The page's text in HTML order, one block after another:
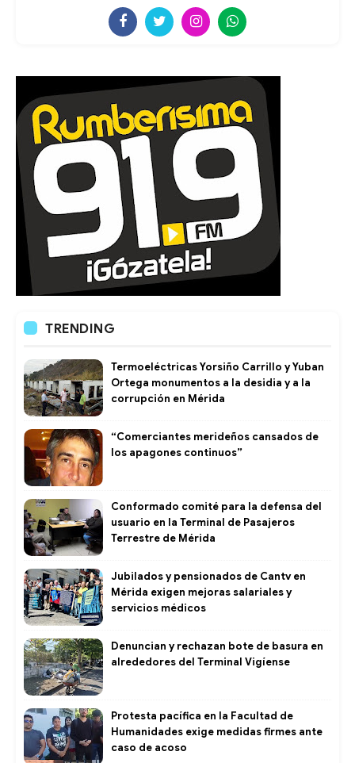
TRENDING
Termoeléctricas Yorsiño Carrillo y Yuban
Ortega monumentos a la desidia y a la
corrupción en Mérida
“Comerciantes merideños cansados de
los apagones continuos”
Conformado comité para la defensa del
usuario en la Terminal de Pasajeros
Terrestre de Mérida
Jubilados y pensionados de Cantv en
Mérida exigen mejoras salariales y
servicios médicos
Denuncian y rechazan bote de basura en
alrededores del Terminal Vigíense
Protesta pacífica en la Facultad de
Humanidades exige medidas firmes ante
caso de acoso